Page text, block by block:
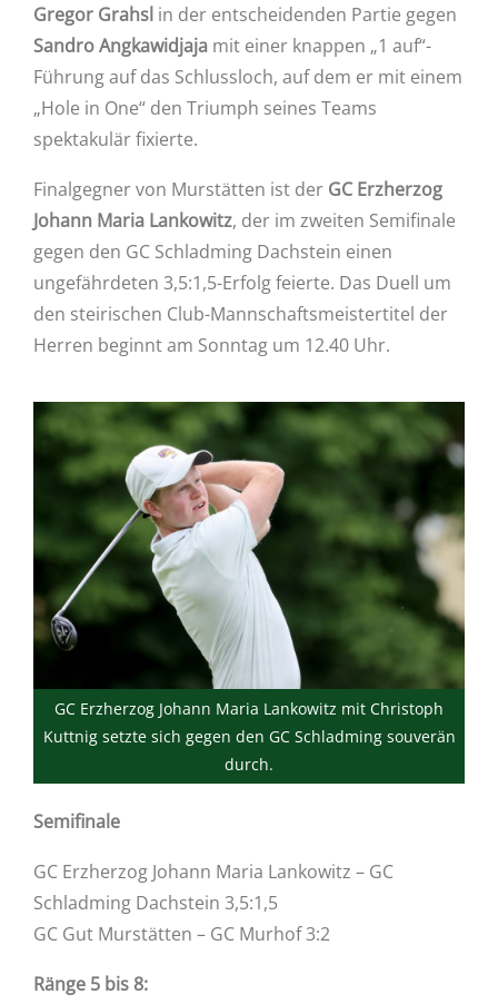
Gregor Grahsl in der entscheidenden Partie gegen
Sandro Angkawidjaja mit einer knappen „1 auf“-
Führung auf das Schlussloch, auf dem er mit einem
„Hole in One“ den Triumph seines Teams
spektakulär fixierte.
Finalgegner von Murstätten ist der GC Erzherzog
Johann Maria Lankowitz, der im zweiten Semifinale
gegen den GC Schladming Dachstein einen
ungefährdeten 3,5:1,5-Erfolg feierte. Das Duell um
den steirischen Club-Mannschaftsmeistertitel der
Herren beginnt am Sonntag um 12.40 Uhr.
GC Erzherzog Johann Maria Lankowitz mit Christoph
Kuttnig setzte sich gegen den GC Schladming souverän
durch.
Semifinale
GC Erzherzog Johann Maria Lankowitz – GC
Schladming Dachstein 3,5:1,5
GC Gut Murstätten – GC Murhof 3:2
Ränge 5 bis 8: